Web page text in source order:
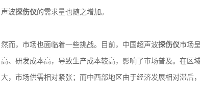
声波探伤仪的需求量也随之增加。
然而，市场也面临着一些挑战。目前，中国超声波探伤仪市场
高、研发成本高，导致生产成本较高，影响了市场普及。在区
大，市场供需相对紧张；而中西部地区由于经济发展相对滞后